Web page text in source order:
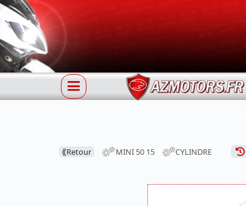
⟪Retour MINI 50 15 CYLINDRE